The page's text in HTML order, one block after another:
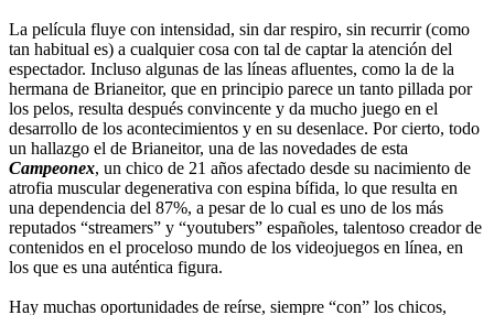
La película fluye con intensidad, sin dar respiro, sin recurrir (como
tan habitual es) a cualquier cosa con tal de captar la atención del
espectador. Incluso algunas de las líneas afluentes, como la de la
hermana de Brianeitor, que en principio parece un tanto pillada por
los pelos, resulta después convincente y da mucho juego en el
desarrollo de los acontecimientos y en su desenlace. Por cierto, todo
un hallazgo el de Brianeitor, una de las novedades de esta
Campeonex, un chico de 21 años afectado desde su nacimiento de
atrofia muscular degenerativa con espina bífida, lo que resulta en
una dependencia del 87%, a pesar de lo cual es uno de los más
reputados “streamers” y “youtubers” españoles, talentoso creador de
contenidos en el proceloso mundo de los videojuegos en línea, en
los que es una auténtica figura.
Hay muchas oportunidades de reírse, siempre “con” los chicos,